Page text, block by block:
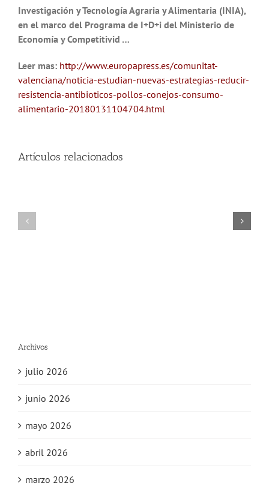
Investigación y Tecnología Agraria y Alimentaria (INIA),
en el marco del Programa de I+D+i del Ministerio de
Economía y Competitivid …
Leer mas: http://www.europapress.es/comunitat-
valenciana/noticia-estudian-nuevas-estrategias-reducir-
resistencia-antibioticos-pollos-conejos-consumo-
alimentario-20180131104704.html
Artículos relacionados
Archivos
julio 2026
junio 2026
mayo 2026
abril 2026
marzo 2026